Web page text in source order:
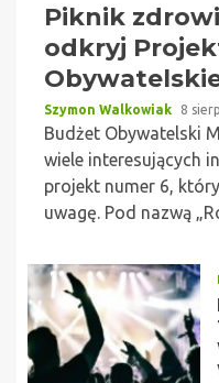
Piknik
odkryj
Szymon Walkowiak 8
Budżet Obywatelski
wiele interesujących
projekt numer 6,
uwagę. Pod nazwą